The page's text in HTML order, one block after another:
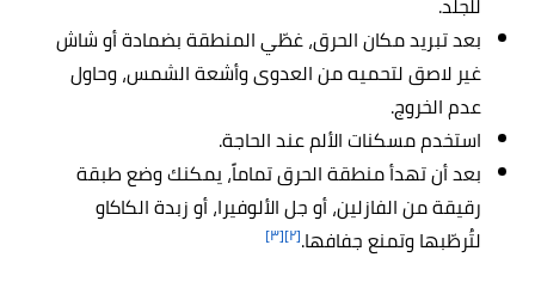
بعد تبريد مكان الحرق، غطّي المنطقة بضمادة أو شاش
غير لاصق لتحميه من العدوى وأشعة الشمس، وحاول
عدم الخروج.
استخدم مسكنات الألم عند الحاجة.
بعد أن تهدأ منطقة الحرق تماماً، يمكنك وضع طبقة
رقيقة من الفازلين، أو جل الألوفيرا، أو زبدة الكاكاو
لتُرطّبها وتمنع جفافها.[٢] [٣]